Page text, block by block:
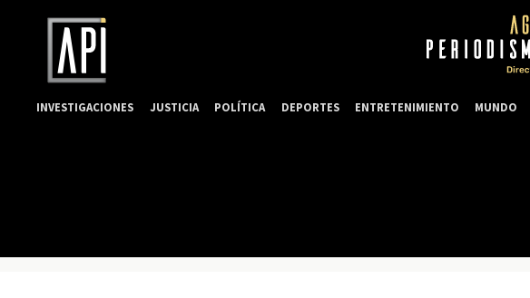
INVESTIGACIONES JUSTICIA POLÍTICA DEPORTES ENTRETENIMIENTO MUNDO